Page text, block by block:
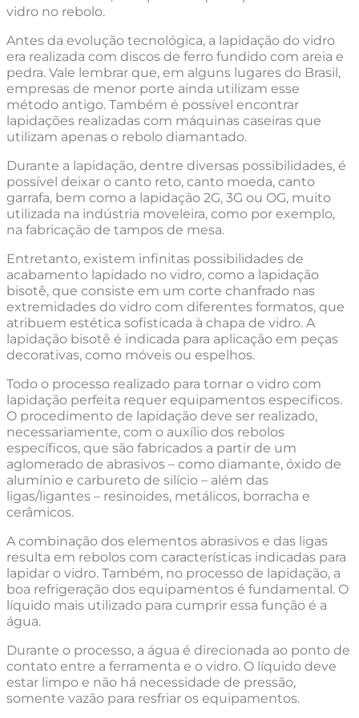
vidro no rebolo.
Antes da evolução tecnológica, a lapidação do vidro
era realizada com discos de ferro fundido com areia e
pedra. Vale lembrar que, em alguns lugares do Brasil,
empresas de menor porte ainda utilizam esse
método antigo. Também é possível encontrar
lapidações realizadas com máquinas caseiras que
utilizam apenas o rebolo diamantado.
Durante a lapidação, dentre diversas possibilidades, é
possível deixar o canto reto, canto moeda, canto
garrafa, bem como a lapidação 2G, 3G ou OG, muito
utilizada na indústria moveleira, como por exemplo,
na fabricação de tampos de mesa.
Entretanto, existem infinitas possibilidades de
acabamento lapidado no vidro, como a lapidação
bisotê, que consiste em um corte chanfrado nas
extremidades do vidro com diferentes formatos, que
atribuem estética sofisticada à chapa de vidro. A
lapidação bisotê é indicada para aplicação em peças
decorativas, como móveis ou espelhos.
Todo o processo realizado para tornar o vidro com
lapidação perfeita requer equipamentos específicos.
O procedimento de lapidação deve ser realizado,
necessariamente, com o auxílio dos rebolos
específicos, que são fabricados a partir de um
aglomerado de abrasivos – como diamante, óxido de
alumínio e carbureto de silício – além das
ligas/ligantes – resinoides, metálicos, borracha e
cerâmicos.
A combinação dos elementos abrasivos e das ligas
resulta em rebolos com características indicadas para
lapidar o vidro. Também, no processo de lapidação, a
boa refrigeração dos equipamentos é fundamental. O
líquido mais utilizado para cumprir essa função é a
água.
Durante o processo, a água é direcionada ao ponto de
contato entre a ferramenta e o vidro. O líquido deve
estar limpo e não há necessidade de pressão,
somente vazão para resfriar os equipamentos.